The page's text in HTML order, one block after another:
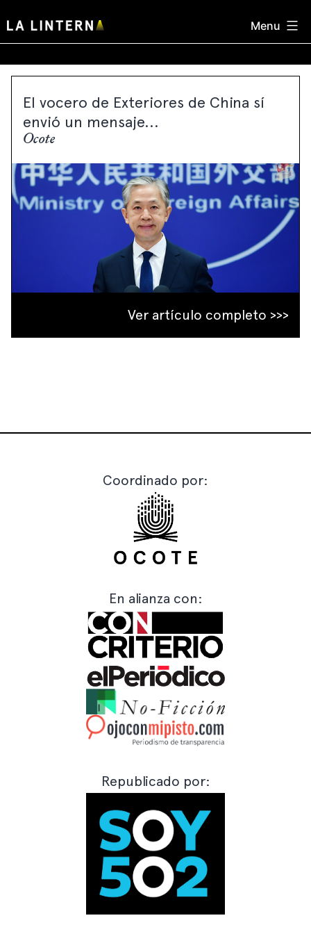
to
Menu
El vocero de Exteriores de China sí
envió un mensaje...
Ocote
Ver artículo completo >>>
Coordinado por:
En alianza con:
Republicado por: